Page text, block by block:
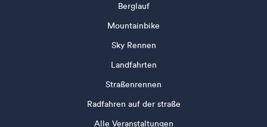
Berglauf
Mountainbike
Sky Rennen
Landfahrten
Straßenrennen
Radfahren auf der straße
Alle Veranstaltungen